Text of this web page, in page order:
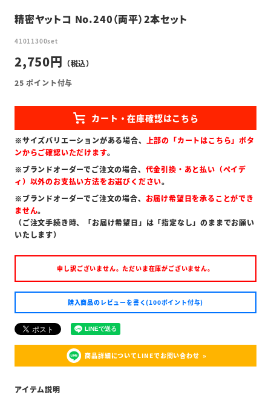
精密ヤットコ No.240（両平）2本セット
41011300set
2,750
25 ポイント付与
※サイズバリエーションがある場合、
上部の「カートはこちら」ボタ
ンからご確認いただけます。
※ブランドオーダーでご注文の場合、 代金引換・あと払い（ペイデ
ィ）以外のお支払い方法をお選びください。
※ブランドオーダーでご注文の場合、 お届け希望日を承ることができ
ません。
（ご注文手続き時、「お届け希望日」は「指定なし」のままでお願い
いたします）
申し訳ございません。ただいま在庫がございません。
購入商品のレビューを書く(100ポイント付与)
商品詳細についてLINEでお問い合わせ